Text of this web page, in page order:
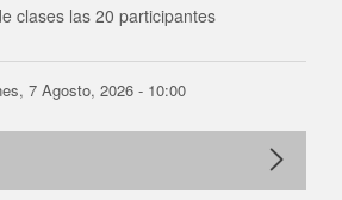
clases las 20 participantes
7 Agosto, 2026 - 10:00